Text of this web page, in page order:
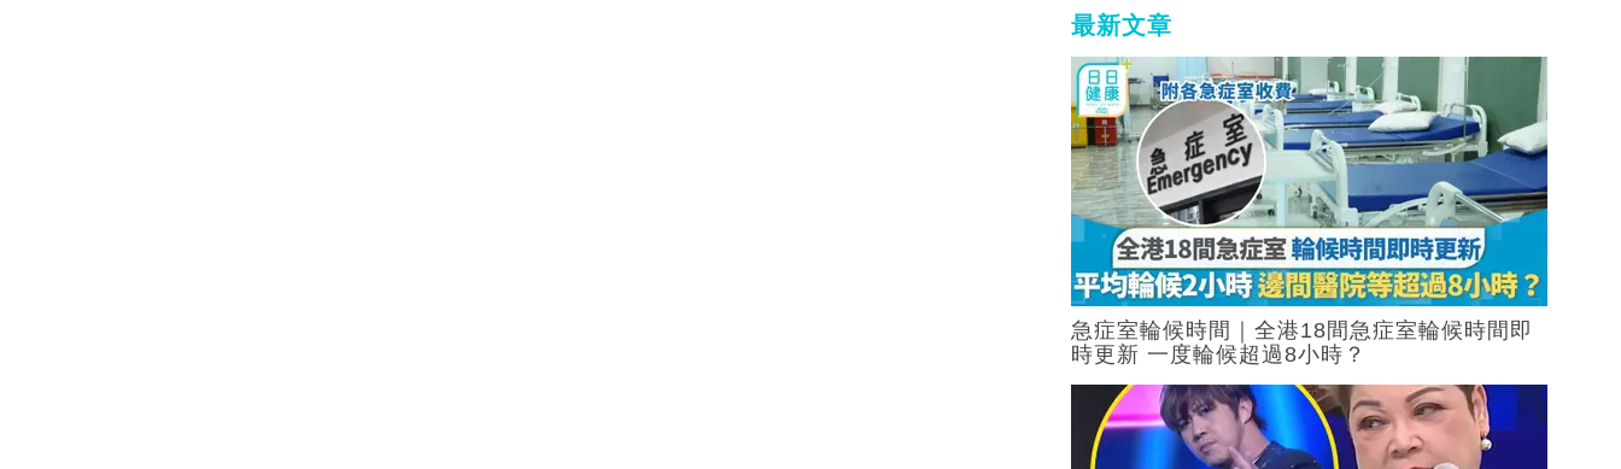
最新文章
急症室輪候時間｜全港18間急症室輪候時間即
時更新 一度輪候超過8小時？